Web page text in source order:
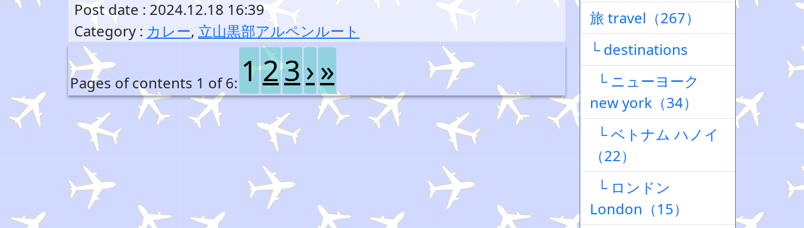
Post date : 2024.12.18 16:39
Category : カレー, 立山黒部アルペンルート
Pages of contents 1 of 6: 1 2 3 › »
旅 travel（267）
└ destinations
└ ニューヨーク
new york（34）
└ ベトナム ハノイ
（22）
└ ロンドン
London（15）